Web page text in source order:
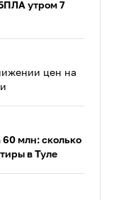
утром 7
цен на
млн: сколько
в Туле